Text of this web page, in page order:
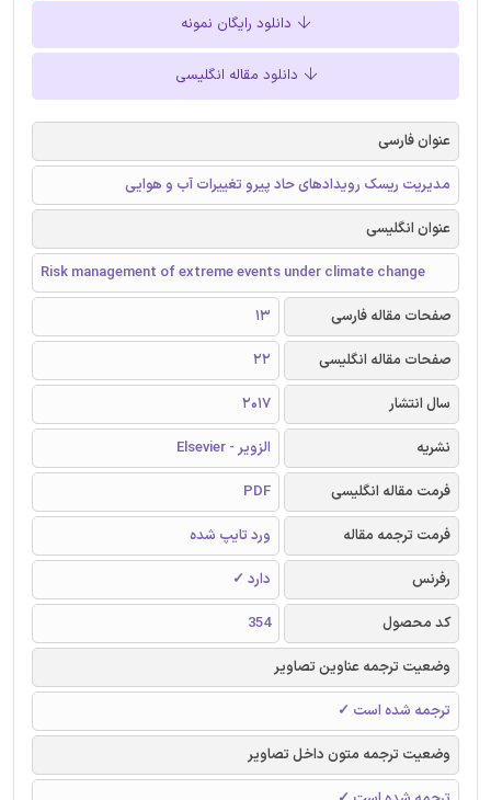
دانلود رایگان نمونه
دانلود مقاله انگلیسی
عنوان فارسی
مدیریت ریسک رویدادهای حاد پیرو تغییرات آب و هوایی
عنوان انگلیسی
Risk management of extreme events under climate change
صفحات مقاله فارسی
13
صفحات مقاله انگلیسی
22
سال انتشار
2017
نشریه
الزویر - Elsevier
فرمت مقاله انگلیسی
PDF
فرمت ترجمه مقاله
ورد تایپ شده
رفرنس
دارد ✓
کد محصول
354
وضعیت ترجمه عناوین تصاویر
ترجمه شده است ✓
وضعیت ترجمه متون داخل تصاویر